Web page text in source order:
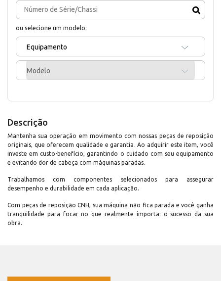
ou selecione um modelo:
Equipamento
Modelo
Descrição
Mantenha sua operação em movimento com nossas peças de reposição
originais, que oferecem qualidade e garantia. Ao adquirir este item, você
investe em custo-benefício, garantindo o cuidado com seu equipamento
e evitando dor de cabeça com máquinas paradas.
Trabalhamos com componentes selecionados para assegurar
desempenho e durabilidade em cada aplicação.
Com peças de reposição CNH, sua máquina não fica parada e você ganha
tranquilidade para focar no que realmente importa: o sucesso da sua
obra.